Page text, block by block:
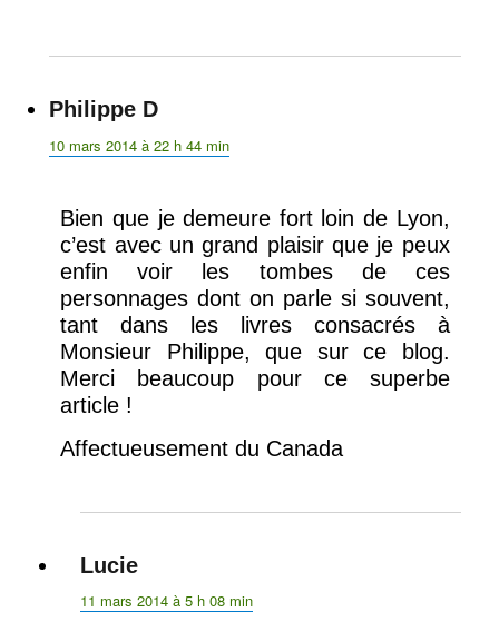
Philippe D
10 mars 2014 à 22 h 44 min
Bien que je demeure fort loin de Lyon,
c’est avec un grand plaisir que je peux
enfin voir les tombes de ces
personnages dont on parle si souvent,
tant dans les livres consacrés à
Monsieur Philippe, que sur ce blog.
Merci beaucoup pour ce superbe
article !
Affectueusement du Canada
Luciedit :
11 mars 2014 à 5 h 08 min